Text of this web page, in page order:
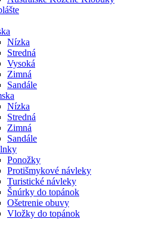
Nízka
Stredná
Vysoká
Zimná
Sandále
Nízka
Stredná
Zimná
Sandále
Ponožky
Protišmykové návleky
Turistické návleky
Šnúrky do topánok
Ošetrenie obuvy
Vložky do topánok